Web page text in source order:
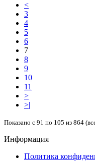
<
3
4
5
6
7
8
9
10
11
>
>|
Показано с 91 по 105 из 864
Информация
Политика